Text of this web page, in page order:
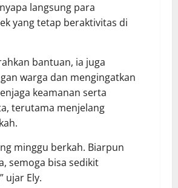
langsung para
yang tetap beraktivitas di
bantuan, ia juga
warga dan mengingatkan
keamanan serta
terutama menjelang
minggu berkah. Biarpun
semoga bisa sedikit
ujar Ely.